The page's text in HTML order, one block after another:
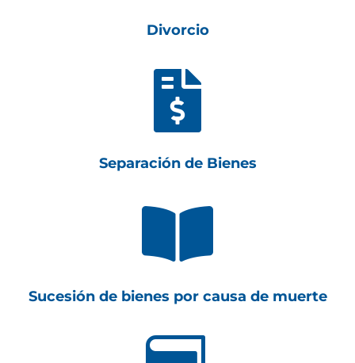
Divorcio

Separación de Bienes

Sucesión de bienes por causa de muerte